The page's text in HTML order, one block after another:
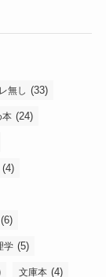
無し (33)
本 (24)
(4)
(6)
学 (5)
文庫本 (4)